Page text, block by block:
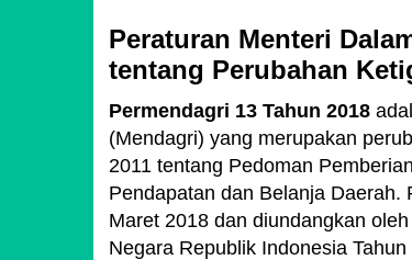
Peraturan Menteri
tentang Perubahan
Permendagri 13 Tahun 2018
(Mendagri) yang merupakan
2011 tentang Pedoman
Pendapatan dan Belanja Daerah.
Maret 2018 dan diundangkan
Negara Republik Indonesia